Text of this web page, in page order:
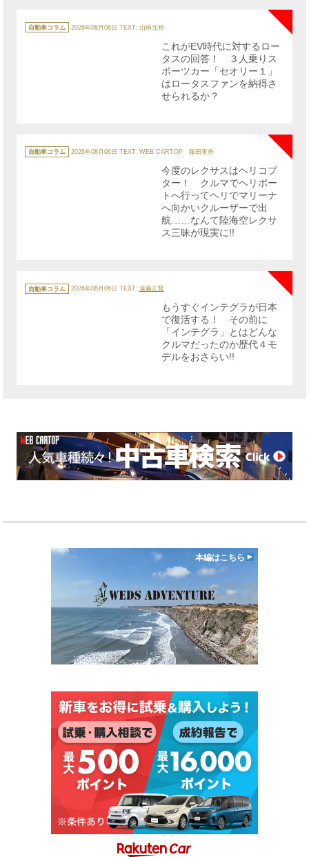
テ
ゴ
自動車コラム 2026年08月06日 TEXT: 山崎元裕
これがEV時代に対するロー
タスの回答！ ３人乗りス
ポーツカー「セオリー１」
はロータスファンを納得さ
せられるか？
テ
ゴ
自動車コラム 2026年08月06日 TEXT: WEB CARTOP 藤田実寿
今度のレクサスはヘリコプ
ター！ クルマでヘリポー
トへ行ってヘリでマリーナ
へ向かいクルーザーで出
航……なんて陸海空レクサ
ス三昧が現実に!!
テ
ゴ
自動車コラム 2026年08月06日 TEXT: 遠藤正賢
もうすぐインテグラが日本
で復活する！ その前に
「インテグラ」とはどんな
クルマだったのか歴代４モ
デルをおさらい!!
本編はこちら